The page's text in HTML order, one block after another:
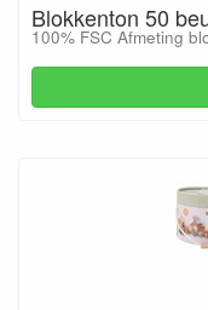
Blokkenton 50
100% FSC Afmeting